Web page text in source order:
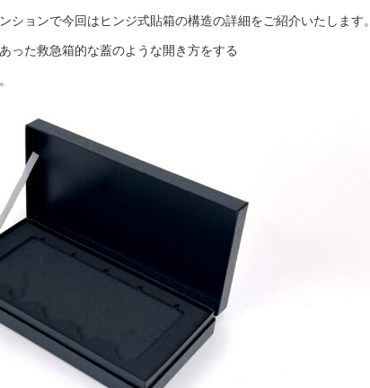
ションで今回はヒンジ式貼箱の構造の詳細をご紹介いたします。
った救急箱的な蓋のような開き方をする